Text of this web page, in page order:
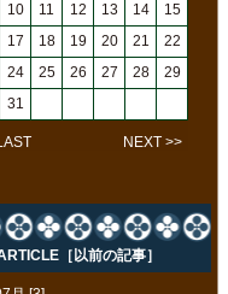
10 11 12 13 14
15
17 18 19 20 21
22
24 25 26 27 28
29
31
NEXT >>
［以前の記事］